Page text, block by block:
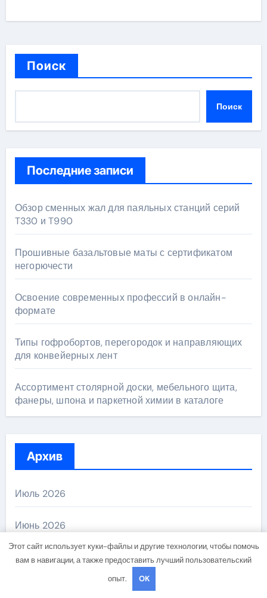
Поиск
Поиск
Последние записи
Обзор сменных жал для паяльных станций серий
T330 и T990
Прошивные базальтовые маты с сертификатом
негорючести
Освоение современных профессий в онлайн-
формате
Типы гофробортов, перегородок и направляющих
для конвейерных лент
Ассортимент столярной доски, мебельного щита,
фанеры, шпона и паркетной химии в каталоге
Архив
Июль 2026
Июнь 2026
Май 2026
Этот сайт использует куки-файлы и другие технологии, чтобы помочь
вам в навигации, а также предоставить лучший пользовательский
опыт.
OK